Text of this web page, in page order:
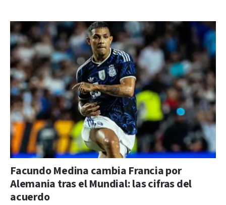
Facundo Medina cambia Francia por
Alemania tras el Mundial: las cifras del
acuerdo